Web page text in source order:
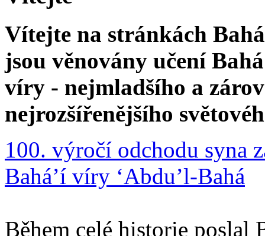
Vítejte na stránkách
jsou věnovány učení
víry - nejmladšího a
nejrozšířenějšího
100. výročí odchodu syna
Bahá’í víry ‘Abdu’l-Bahá
Během celé historie poslal